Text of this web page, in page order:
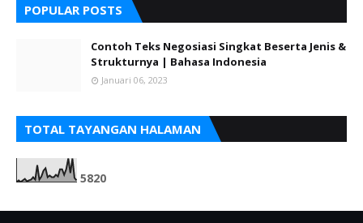
POPULAR POSTS
Contoh Teks Negosiasi Singkat Beserta Jenis &
Strukturnya | Bahasa Indonesia
Januari 06, 2023
TOTAL TAYANGAN HALAMAN
5820